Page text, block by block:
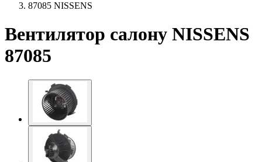
87085 NISSENS
Вентилятор салону NISSENS
87085